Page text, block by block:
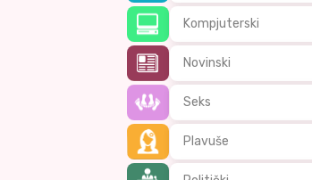
Kompjuterski
Novinski
Seks
Plavuše